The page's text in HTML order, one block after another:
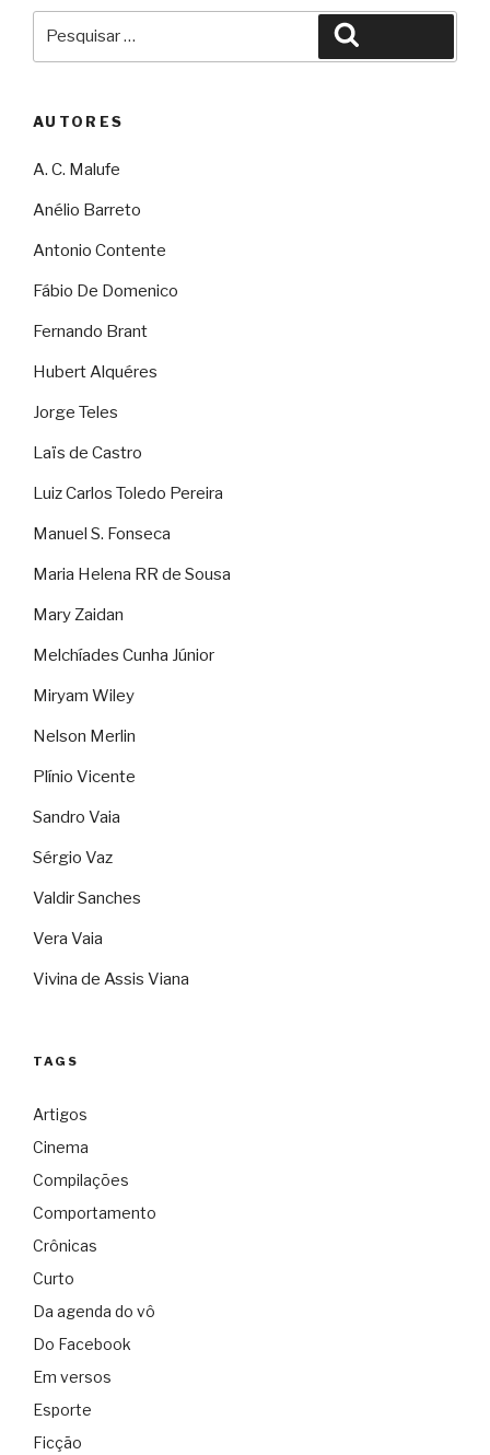
AUTORES
A. C. Malufe
Anélio Barreto
Antonio Contente
Fábio De Domenico
Fernando Brant
Hubert Alquéres
Jorge Teles
Laïs de Castro
Luiz Carlos Toledo Pereira
Manuel S. Fonseca
Maria Helena RR de Sousa
Mary Zaidan
Melchíades Cunha Júnior
Miryam Wiley
Nelson Merlin
Plínio Vicente
Sandro Vaia
Sérgio Vaz
Valdir Sanches
Vera Vaia
Vivina de Assis Viana
TAGS
Artigos
Cinema
Compilações
Comportamento
Crônicas
Curto
Da agenda do vô
Do Facebook
Em versos
Esporte
Ficção